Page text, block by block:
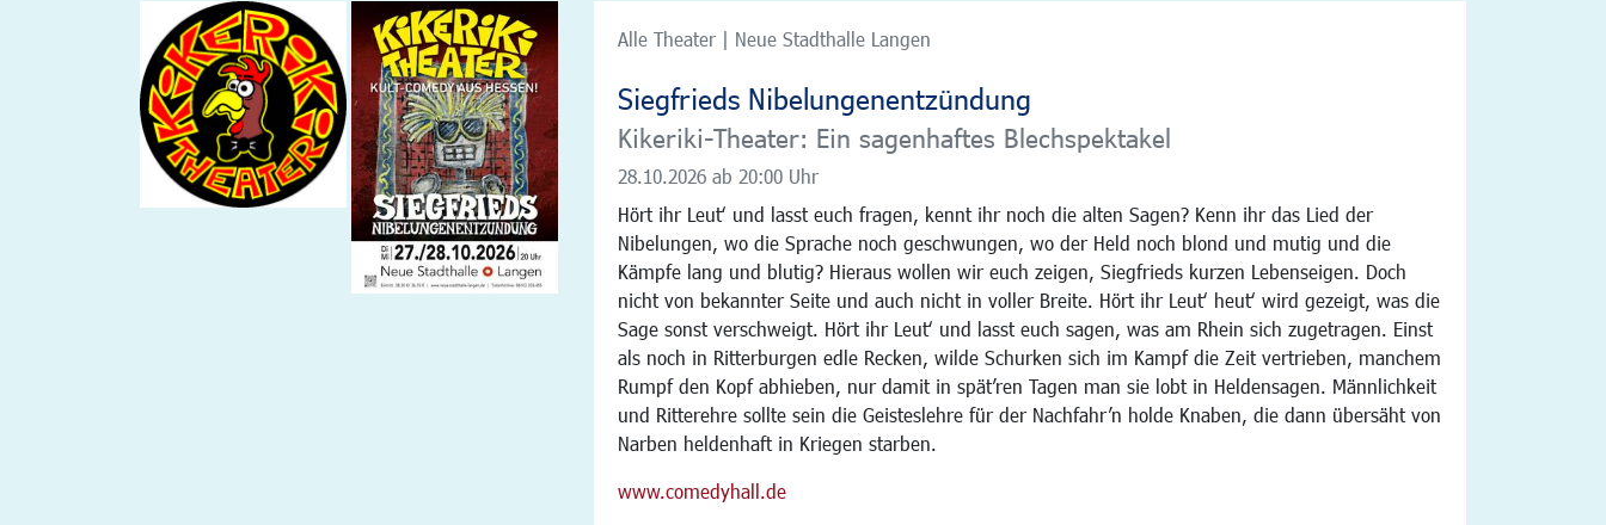
Alle Theater | Neue Stadthalle Langen
Siegfrieds Nibelungenentzündung
Kikeriki-Theater: Ein sagenhaftes Blechspektakel
28.10.2026ab 20:00 Uhr
Hört ihr Leut‘ und lasst euch fragen, kennt ihr noch die alten Sagen? Kenn ihr das Lied der
Nibelungen, wo die Sprache noch geschwungen, wo der Held noch blond und mutig und die
Kämpfe lang und blutig? Hieraus wollen wir euch zeigen, Siegfrieds kurzen Lebenseigen. Doch
nicht von bekannter Seite und auch nicht in voller Breite. Hört ihr Leut‘ heut‘ wird gezeigt, was die
Sage sonst verschweigt. Hört ihr Leut‘ und lasst euch sagen, was am Rhein sich zugetragen. Einst
als noch in Ritterburgen edle Recken, wilde Schurken sich im Kampf die Zeit vertrieben, manchem
Rumpf den Kopf abhieben, nur damit in spät’ren Tagen man sie lobt in Heldensagen. Männlichkeit
und Ritterehre sollte sein die Geisteslehre für der Nachfahr’n holde Knaben, die dann übersäht von
Narben heldenhaft in Kriegen starben.
www.comedyhall.de